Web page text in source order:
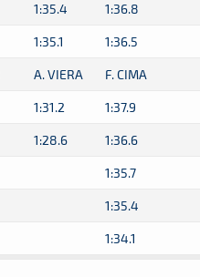
1:35.4 1:36.8
1:35.1 1:36.5
A. VIERA F. CIMA
1:31.2 1:37.9
1:28.6 1:36.6
1:35.7
1:35.4
1:34.1